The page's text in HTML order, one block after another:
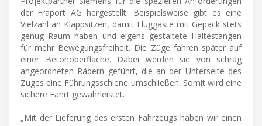
der Fraport AG hergestellt. Beispielsweise gibt es eine
Vielzahl an Klappsitzen, damit Fluggäste mit Gepäck stets
genug Raum haben und eigens gestaltete Haltestangen
für mehr Bewegungsfreiheit. Die Züge fahren später auf
einer Betonoberfläche. Dabei werden sie von schräg
angeordneten Rädern geführt, die an der Unterseite des
Zuges eine Führungsschiene umschließen. Somit wird eine
sichere Fahrt gewährleistet.
„Mit der Lieferung des ersten Fahrzeugs haben wir einen